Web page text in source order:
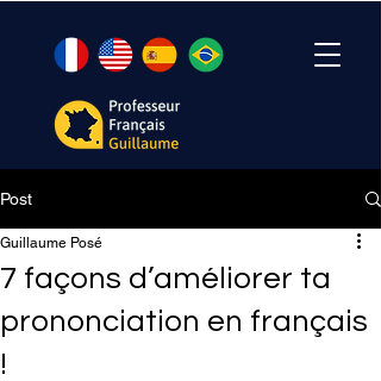
Post
7 façons d’améliorer ta
prononciation en français
!
Guillaume Posé